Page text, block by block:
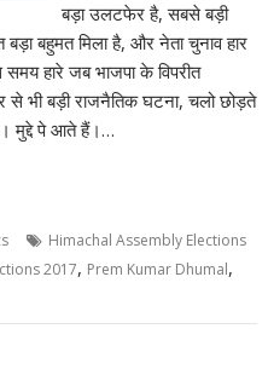
बड़ा उलटफेर है, सबसे बड़ी
बहुमत मिला है, और नेता चुनाव हार
समय हारे जब भाजपा के विपरीत
से भी बड़ी राजनैतिक घटना, चलो छोड़ते
मुद्दे पे आते हैं।…
Himachal Assembly Elections
2017, Prem Kumar Dhumal,